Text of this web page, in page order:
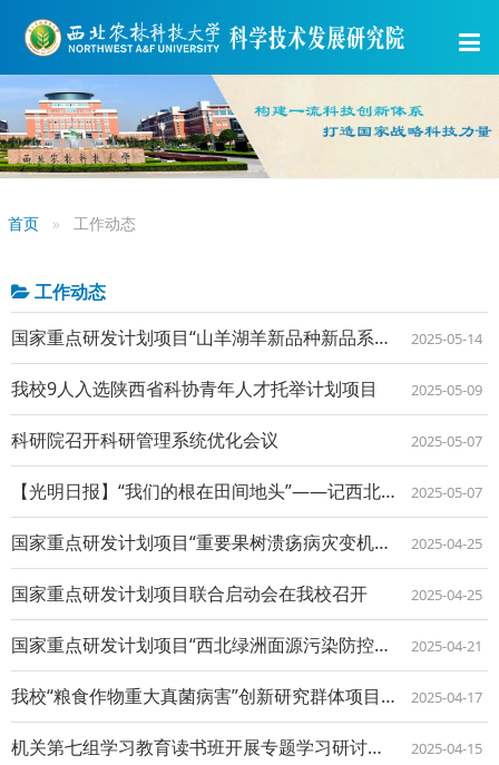
首页 工作动态
工作动态
国家重点研发计划项目“山羊湖羊新品种新品系培育及良种扩繁”中期推进会召开
2025-05-14
我校9人入选陕西省科协青年人才托举计划项目 2025-05-09
科研院召开科研管理系统优化会议 2025-05-07
【光明日报】“我们的根在田间地头”——记西北农林科技大学植物保护学院作物抗逆与高... 2025-05-07
国家重点研发计划项目“重要果树溃疡病灾变机制与综合防控技术研究”顺利通过里程碑考... 2025-04-25
国家重点研发计划项目联合启动会在我校召开 2025-04-25
国家重点研发计划项目“西北绿洲面源污染防控及农业绿色发展技术集成示范”启动 2025-04-21
我校“粮食作物重大真菌病害”创新研究群体项目启动 2025-04-17
机关第七组学习教育读书班开展专题学习研讨活动 2025-04-15